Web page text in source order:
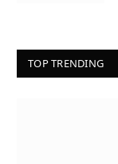
TOP TRENDING